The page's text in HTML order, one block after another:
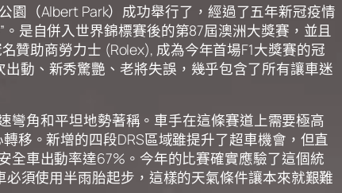
園（Albert Park）成功舉行了，經過了五年新冠疫情
是自併入世界錦標賽後的第87屆澳洲大獎賽，並且
贊助商勞力士 (Rolex), 成為今年首場F1大獎賽的冠
動、新秀驚艷、老將失誤，幾乎包含了所有讓車迷
彎角和平坦地勢著稱。車手在這條賽道上需要極高
移。新增的四段DRS區域雖提升了超車機會，但直
全車出動率達67%。今年的比賽確實應驗了這個統
須使用半雨胎起步，這樣的天氣條件讓本來就艱難